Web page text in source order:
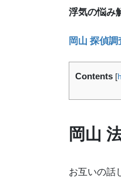
浮気の悩み
岡山 探偵
Contents [
岡山
お互いの話